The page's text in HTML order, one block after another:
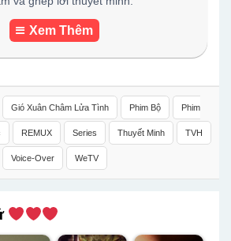
Xem Thêm
Gió Xuân Châm Lửa Tình Phim Bộ Phim
REMUX Series Thuyết Minh TVH
Voice-Over WeTV